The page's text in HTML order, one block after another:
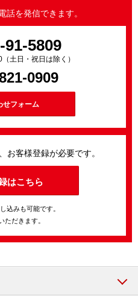
話を発信できます。
91-5809
土日・祝日は除く）
0909
せフォーム
お客様登録が必要です。
はこちら
込みも可能です。
ただきます。